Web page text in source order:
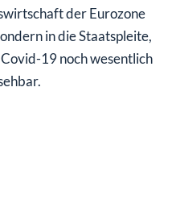
der Eurozone
in die Staatspleite,
19 noch wesentlich